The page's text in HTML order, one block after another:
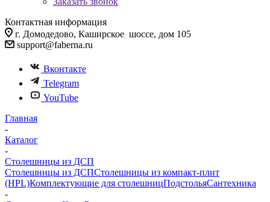
Контактная информация
г. Домодедово, Каширское шоссе, дом 105
support@faberna.ru
Вконтакте
Telegram
YouTube
Главная
-
Каталог
-
Столешницы из ДСП
Столешницы из ДСПСтолешницы из компакт-плит
(HPL)Комплектующие для столешницПодстольяСантехника
-